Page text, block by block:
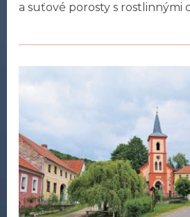
a suťové porosty s rostlinnými